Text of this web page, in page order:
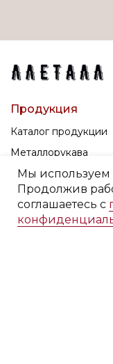
Мы используем
Продолжив
соглашаетесь с
ИТШЛ
Сильфонные
компенсаторы
Фторопластовые
(PTFE) рукава
Металлорукава
Каталог продукции
Продукция